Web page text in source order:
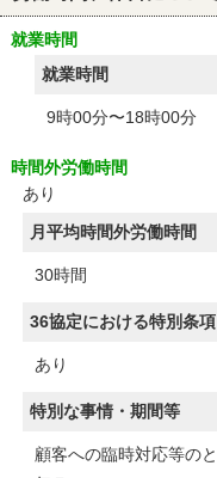
就業時間
就業時間
9時00分〜18時00分
時間外労働時間
あり
月平均時間外労働時間
30時間
36協定における特別条項
あり
特別な事情・期間等
顧客への臨時対応等の